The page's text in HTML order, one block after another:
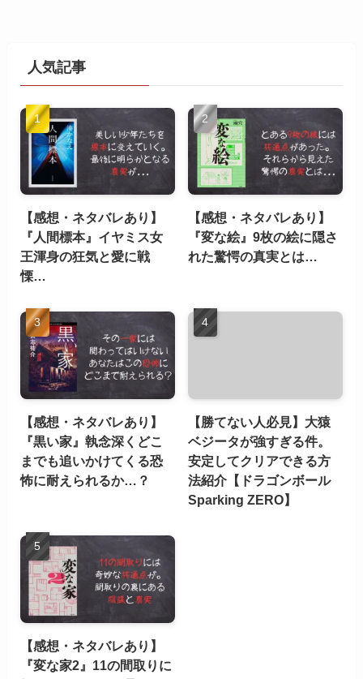
人気記事
【感想・ネタバレあり】
『人間標本』イヤミス女
王渾身の狂気と愛に戦
慄…
【感想・ネタバレあり】
『変な絵』9枚の絵に隠さ
れた驚愕の真実とは…
【感想・ネタバレあり】
『黒い家』執念深くどこ
までも追いかけてくる恐
怖に耐えられるか…？
【勝てない人必見】大猿
ベジータが強すぎる件。
安定してクリアできる方
法紹介【ドラゴンボール
Sparking ZERO】
【感想・ネタバレあり】
『変な家2』11の間取りに